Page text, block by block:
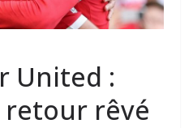
United :
retour rêvé